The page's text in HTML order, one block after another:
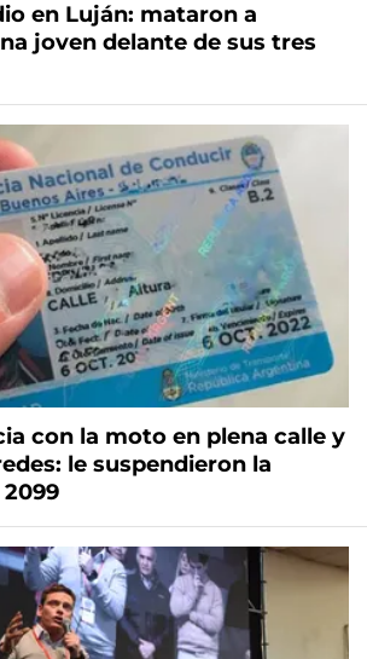
en Luján: mataron a
joven delante de sus tres
con la moto en plena calle y
le suspendieron la